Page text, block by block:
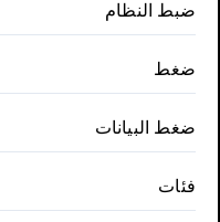
ضبط النظام
ضغط
ضغط البيانات
فئات